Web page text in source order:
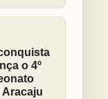
o 4º
Aracaju